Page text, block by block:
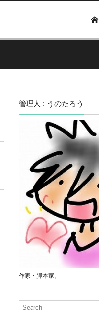
管理人 : うのたろう
作家・脚本家。